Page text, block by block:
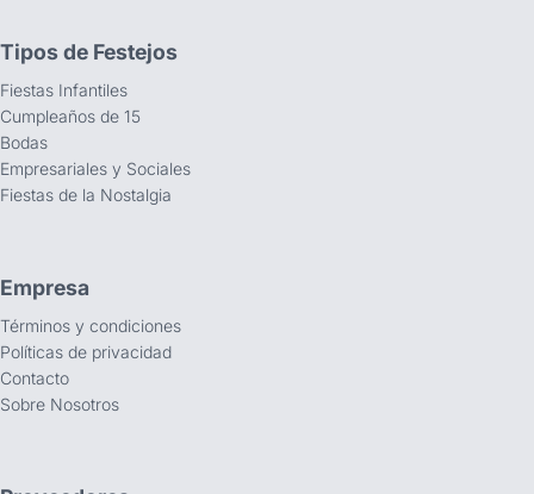
Tipos de Festejos
Fiestas Infantiles
Cumpleaños de 15
Bodas
Empresariales y Sociales
Fiestas de la Nostalgia
Empresa
Términos y condiciones
Políticas de privacidad
Contacto
Sobre Nosotros